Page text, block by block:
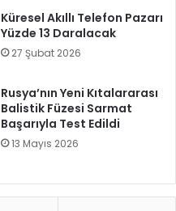
Küresel Akıllı Telefon Pazarı
Yüzde 13 Daralacak
27 Şubat 2026
Rusya’nın Yeni Kıtalararası
Balistik Füzesi Sarmat
Başarıyla Test Edildi
13 Mayıs 2026